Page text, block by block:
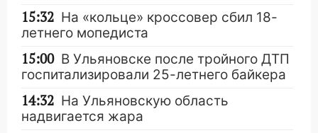
15:32 На «кольце» кроссовер сбил 18-
летнего мопедиста
15:00 В Ульяновске после тройного ДТП
госпитализировали 25-летнего байкера
14:32 На Ульяновскую область
надвигается жара